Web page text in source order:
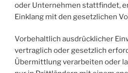
oder Unternehmen stattfindet,
Einklang mit den gesetzlichen
Vorbehaltlich ausdrücklicher
vertraglich oder gesetzlich
Übermittlung verarbeiten oder